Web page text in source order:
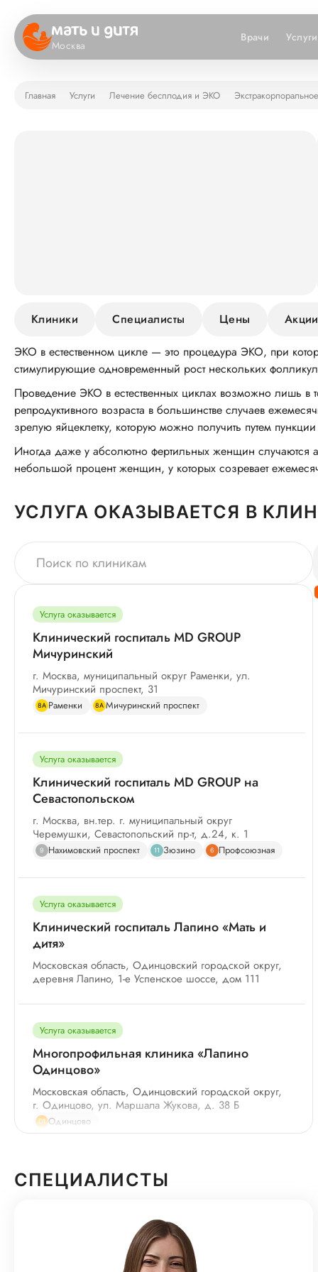
Москва
Врачи Услуги
Главная Услуги Лечение бесплодия и ЭКО
Клиники Специалисты Цены
Акции
ЭКО в естественном цикле — это процедура ЭКО, при
стимулирующие одновременный рост нескольких
Проведение ЭКО в естественных циклах возможно лишь
репродуктивного возраста в большинстве случаев
зрелую яйцеклетку, которую можно получить путем
Иногда даже у абсолютно фертильных женщин случаются
небольшой процент женщин, у которых созревает
УСЛУГА ОКАЗЫВАЕТСЯ В
Услуга оказывается
Клинический госпиталь MD GROUP
Мичуринский
г. Москва, муниципальный округ Раменки, ул.
Мичуринский проспект, 31
8А Раменки 8А Мичуринский проспект
Услуга оказывается
Клинический госпиталь MD GROUP на
Севастопольском
г. Москва, вн.тер. г. муниципальный округ
Черемушки, Севастопольский пр-т, д.24, к. 1
9 Нахимовский проспект 11 Зюзино 6 Профсоюзная
Услуга оказывается
Клинический госпиталь Лапино «Мать и
дитя»
Московская область, Одинцовский городской округ,
деревня Лапино, 1-е Успенское шоссе, дом 111
Услуга оказывается
Многопрофильная клиника «Лапино
Одинцово»
Московская область, Одинцовский городской округ,
г. Одинцово, ул. Маршала Жукова, д. 38 Б
D1 Одинцово
Услуга оказывается
г. Москва, Пресненская наб., д. 8, стр.1 (3 этаж)
Москва-Сити
СПЕЦИАЛИСТЫ